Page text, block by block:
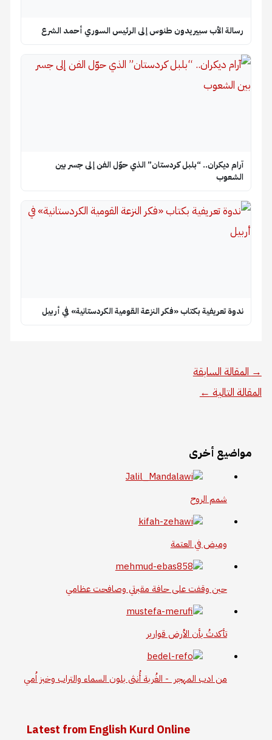
رسالة الأب سبيريدون طنوس إلى الرئيس السوري أحمد الشرع
آرام ديكران.. “بلبل كردستان” الذي حوّل الفن إلى جسر بين
الشعوب
ندوة تعريفية بكتاب «فكر النزعة القومية الكردستانية» في أربيل
→ المقالة السابقة
المقالة التالية ←
مواضيع أخرى
شمم الروح
وميض في العتمة
حين وقفت على حافة مقبرتي وصافحت عظامي
تأكدتُ بأن الأرض قوارير
من ادب المهجر - الغُربة أُنثى بلون السماء والتراب وخبز اُمي
Latest from English Kurd Online